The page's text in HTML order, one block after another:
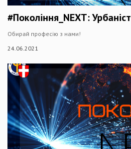
#Покоління_NEXT: Урбаніст
Обирай професію з нами!
24.06.2021